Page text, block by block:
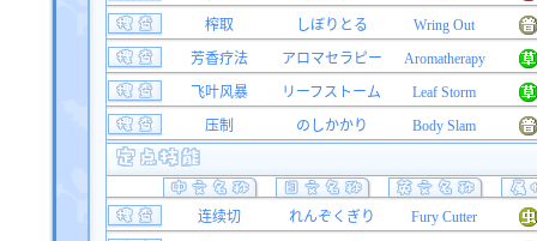
榨取
しぼりとる
Wring Out
芳香疗法
アロマセラピー
Aromatherapy
飞叶风暴
リーフストーム
Leaf Storm
压制
のしかかり Body Slam
连续切 れんぞくぎり
Fury Cutter